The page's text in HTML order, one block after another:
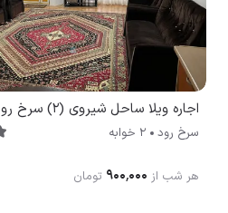
اجاره ویلا ساحل شیروی (2) سرخ رود
سرخ رود 2 خوابه
هر شب از ۹۰۰٬۰۰۰ تومان